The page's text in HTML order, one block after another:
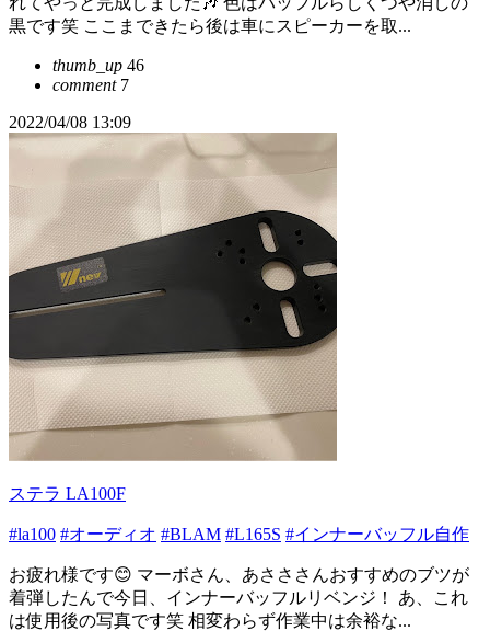
黒です笑 ここまできたら後は車にスピーカーを取...
thumb_up 46
comment7
2022/04/08 13:09
ステラ LA100F
#la100 #オーディオ #BLAM #L165S #インナーバッフル自作
お疲れ様です😊 マーボさん、あさささんおすすめのブツが
着弾したんで今日、インナーバッフルリベンジ！ あ、これ
は使用後の写真です笑 相変わらず作業中は余裕な...